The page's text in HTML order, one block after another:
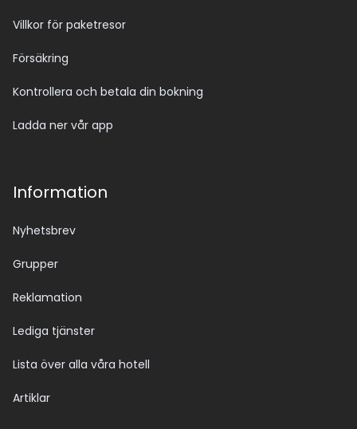
Villkor för paketresor
Försäkring
Kontrollera och betala din bokning
Ladda ner vår app
Information
Nyhetsbrev
Grupper
Reklamation
Lediga tjänster
Lista över alla våra hotell
Artiklar